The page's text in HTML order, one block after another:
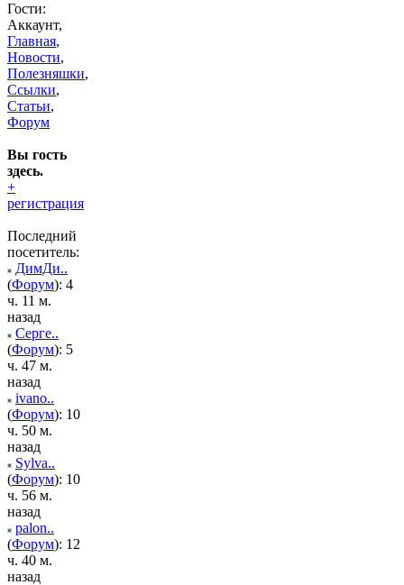
Гости:
Аккаунт,
Главная,
Новости,
Полезняшки,
Ссылки,
Статьи,
Форум
Вы гость
здесь.
+
регистрация
Последний
посетитель:
ДимДи..
(Форум): 4
ч. 11 м.
назад
Серге..
(Форум): 5
ч. 47 м.
назад
ivano..
(Форум): 10
ч. 50 м.
назад
Sylva..
(Форум): 10
ч. 56 м.
назад
palon..
(Форум): 12
ч. 40 м.
назад